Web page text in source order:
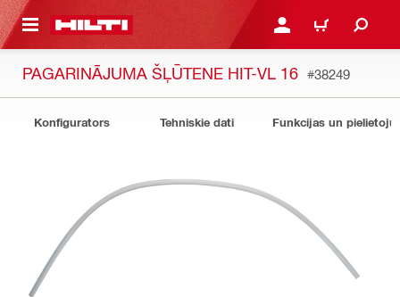
SATURU PIESLĒGTIES VAI
IEPIRKŠANĀS
PAGARINĀJUMA ŠĻŪTENE HIT-VL 16 #38249
Konfigurators Tehniskie dati Funkcijas un